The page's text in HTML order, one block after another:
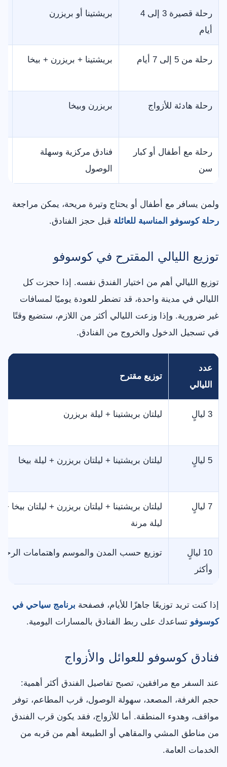
رحلة قصيرة 3 إلى 4
أيام
بريشتينا أو بريزرن
رحلة من 5 إلى 7 أيام بريشتينا + بريزرن + بيخا
رحلة هادئة للأزواج بريزرن وبيخا
رحلة مع أطفال أو كبار
سن
فنادق مركزية وسهلة
الوصول
ولمن يسافر مع أطفال أو يحتاج وتيرة مريحة، يمكن مراجعة
رحلة كوسوفو المناسبة للعائلة قبل حجز الفنادق.
توزيع الليالي المقترح في كوسوفو
توزيع الليالي أهم من اختيار الفندق نفسه. إذا حجزت كل
الليالي في مدينة واحدة، قد تضطر للعودة يوميًا لمسافات
غير ضرورية. وإذا وزعت الليالي أكثر من اللازم، ستضيع وقتًا
في تسجيل الدخول والخروج من الفنادق.
عدد
الليالي
توزيع مقترح
3 ليالٍ ليلتان بريشتينا + ليلة بريزرن
5 ليالٍ ليلتان بريشتينا + ليلتان بريزرن + ليلة بيخا
7 ليالٍ
ليلتان بريشتينا + ليلتان بريزرن + ليلتان بيخا +
ليلة مرنة
10 ليالٍ
وأكثر
توزيع حسب المدن والموسم واهتمامات
إذا كنت تريد توزيعًا جاهزًا للأيام، فصفحة برنامج سياحي في
كوسوفو تساعدك على ربط الفنادق بالمسارات اليومية.
فنادق كوسوفو للعوائل والأزواج
عند السفر مع مرافقين، تصبح تفاصيل الفندق أكثر أهمية:
حجم الغرفة، المصعد، سهولة الوصول، قرب المطاعم، توفر
مواقف، وهدوء المنطقة. أما للأزواج، فقد يكون قرب الفندق
من مناطق المشي والمقاهي أو الطبيعة أهم من قربه من
الخدمات العامة.